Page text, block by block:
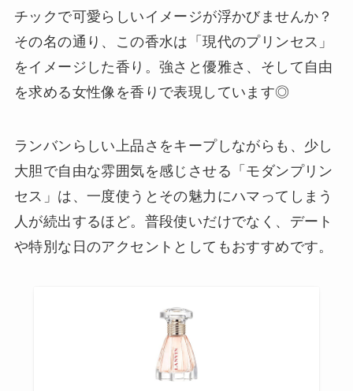
チックで可愛らしいイメージが浮かびませんか？
その名の通り、この香水は「現代のプリンセス」
をイメージした香り。強さと優雅さ、そして自由
を求める女性像を香りで表現しています◎
ランバンらしい上品さをキープしながらも、少し
大胆で自由な雰囲気を感じさせる「モダンプリン
セス」は、一度使うとその魅力にハマってしまう
人が続出するほど。普段使いだけでなく、デート
や特別な日のアクセントとしてもおすすめです。